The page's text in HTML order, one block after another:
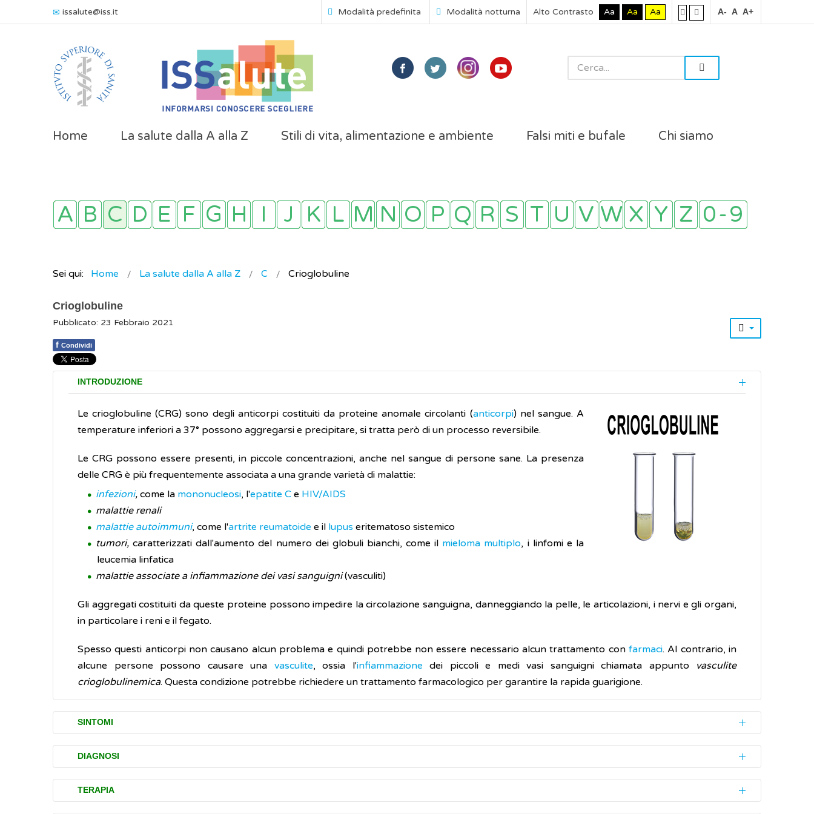
issalute@iss.it Modalità predefinita Modalità notturna Alto Contrasto Aa Aa Aa A- A A+
Home La salute dalla A alla Z Stili di vita, alimentazione e ambiente Falsi miti e bufale Chi siamo
Sei qui: Home La salute dalla A alla Z C Crioglobuline
Crioglobuline
Pubblicato: 23 Febbraio 2021
f Condividi
INTRODUZIONE
Le crioglobuline (CRG) sono degli anticorpi costituiti da proteine anomale circolanti (anticorpi) nel sangue. A
temperature inferiori a 37° possono aggregarsi e precipitare, si tratta però di un processo reversibile.
Le CRG possono essere presenti, in piccole concentrazioni, anche nel sangue di persone sane. La presenza
delle CRG è più frequentemente associata a una grande varietà di malattie:
infezioni, come la mononucleosi, l'epatite C e HIV/AIDS
malattie renali
malattie autoimmuni, come l'artrite reumatoide e il lupus eritematoso sistemico
tumori, caratterizzati dall'aumento del numero dei globuli bianchi, come il mieloma multiplo, i linfomi e la
leucemia linfatica
malattie associate a infiammazione dei vasi sanguigni(vasculiti)
Gli aggregati costituiti da queste proteine possono impedire la circolazione sanguigna, danneggiando la pelle, le articolazioni, i nervi e gli organi,
in particolare i reni e il fegato.
Spesso questi anticorpi non causano alcun problema e quindi potrebbe non essere necessario alcun trattamento confarmaci. Al contrario, in
alcune persone possono causare una vasculite, ossia l'infiammazione dei piccoli e medi vasi sanguigni chiamata appunto vasculite
crioglobulinemica. Questa condizione potrebbe richiedere un trattamento farmacologico per garantire la rapida guarigione.
SINTOMI
La presenza di una grande quantità di crioglobuline nel sangue è chiamata
Può manifestarsi con formazione di lividi (ecchimosi), eruzioni cutanee, dolore alle articolazioni e debolezza.
Può causare anche ilFenomeno di Raynaud, condizione caratterizzata da dolore, colorazione bluastra, torpore, pallore, formicolio e freddo alle
DIAGNOSI
L'accertamento (diagnosi) della crioglobulinemia è effettuato sulla base dei disturbi e delle manifestazioni cliniche presenti e tramite un test di
laboratorio specifico per le crioglobuline. Potrebbe essere necessaria unabiopsiadel tessuto o dell'organo interessato per confermarlo.
TERAPIA